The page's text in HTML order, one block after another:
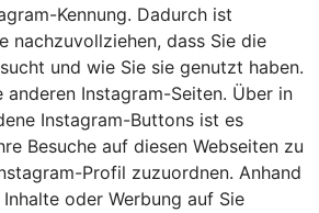
Kennung. Dadurch ist
nachzuvollziehen, dass Sie die
und wie Sie sie genutzt haben.
Instagram-Seiten. Über in
Instagram-Buttons ist es
Besuche auf diesen Webseiten zu
Profil zuzuordnen. Anhand
oder Werbung auf Sie